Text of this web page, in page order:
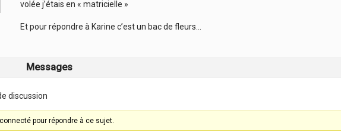
volée j’étais en « matricielle »
Et pour répondre à Karine c’est un bac de fleurs…
Messages
discussion
pour répondre à ce sujet.